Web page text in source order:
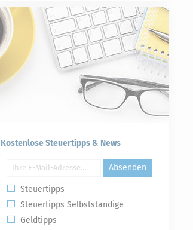
Kostenlose Steuertipps & News
Absenden
Steuertipps
Steuertipps Selbstständige
Geldtipps